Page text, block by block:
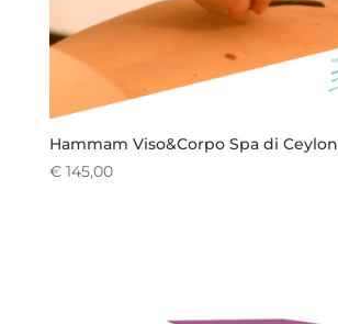
Hammam Viso&Corpo Spa di Ceylon
€145,00